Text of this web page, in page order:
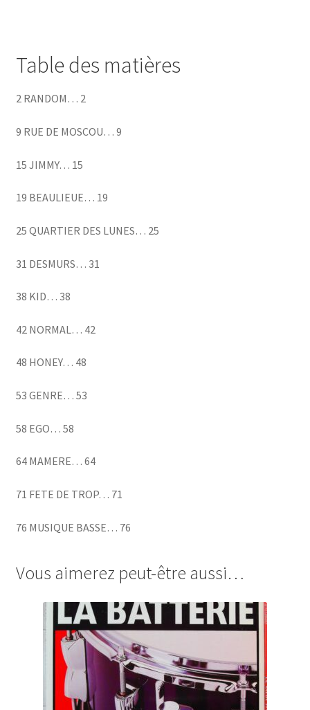
Table des matières
2 RANDOM… 2
9 RUE DE MOSCOU… 9
15 JIMMY… 15
19 BEAULIEUE… 19
25 QUARTIER DES LUNES… 25
31 DESMURS… 31
38 KID… 38
42 NORMAL… 42
48 HONEY… 48
53 GENRE… 53
58 EGO… 58
64 MAMERE… 64
71 FETE DE TROP… 71
76 MUSIQUE BASSE… 76
Vous aimerez peut-être aussi…